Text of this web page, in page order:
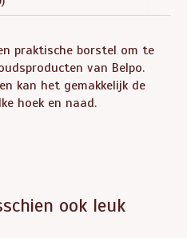
praktische borstel om te
van Belpo.
kan het gemakkelijk de
hoek en naad.
ook leuk